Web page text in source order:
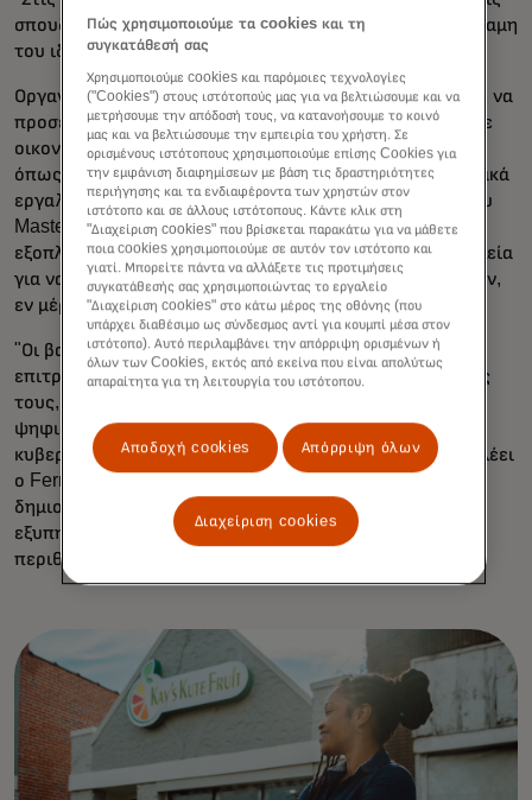
σπουδαίες ιδέες, αλλά είναι δύσκολο να χτίσουν τη δύναμη
του ιδιοκτήτη μιας επιχείρησης", λέει ο Villagrán.
Οργανισμοί όπως το Rural LISC είναι σε μοναδική θέση να
προσεγγίσουν αυτούς τους επιχειρηματίες - όχι μόνο με
οικονομική πρόσβαση, αλλά και με τεχνική υποστήριξη,
όπως η ψηφιακή αναβάθμιση και η πρόσβαση σε ψηφιακά
εργαλεία, λέει ο Sandy Fernandez, ο οποίος ηγείται του
Mastercard Strive στις ΗΠΑ, το οποίο στοχεύει να
εξοπλίσει τις μικρές επιχειρήσεις με τα ψηφιακά εργαλεία
για να οικοδομήσουν ανθεκτικότητα και να αναπτυχθούν,
εν μέρει μέσω συνεργασιών με CDFI.
"Οι βαθιά ριζωμένες τοπικές τους σχέσεις τους
επιτρέπουν να προσαρμόζουν λύσεις για τις κοινότητές
τους, βοηθώντας στην αποτελεσματικότερη ανάπτυξη
ψηφιακών συστημάτων πληρωμών, πόρων
κυβερνοασφάλειας και άλλων τεχνολογικών λύσεων", λέει
ο Fernandez. "Η κοινοτικοκεντρική τους προσέγγιση
δημιουργεί εμπιστοσύνη και τους επιτρέπει να
εξυπηρετούν επιχειρήσεις που λειτουργούν με μικρά
περιθώρια κέρδους".
Πώς χρησιμοποιούμε τα cookies και τη
συγκατάθεσή σας
Χρησιμοποιούμε cookies και παρόμοιες τεχνολογίες
("Cookies") στους ιστότοπούς μας για να βελτιώσουμε και να
μετρήσουμε την απόδοσή τους, να κατανοήσουμε το κοινό
μας και να βελτιώσουμε την εμπειρία του χρήστη. Σε
ορισμένους ιστότοπους χρησιμοποιούμε επίσης Cookies για
την εμφάνιση διαφημίσεων με βάση τις δραστηριότητες
περιήγησης και τα ενδιαφέροντα των χρηστών στον
ιστότοπο και σε άλλους ιστότοπους. Κάντε κλικ στη
"Διαχείριση cookies" που βρίσκεται παρακάτω για να μάθετε
ποια cookies χρησιμοποιούμε σε αυτόν τον ιστότοπο και
γιατί. Μπορείτε πάντα να αλλάξετε τις προτιμήσεις
συγκατάθεσής σας χρησιμοποιώντας το εργαλείο
"Διαχείριση cookies" στο κάτω μέρος της οθόνης (που
υπάρχει διαθέσιμο ως σύνδεσμος αντί για κουμπί μέσα στον
ιστότοπο). Αυτό περιλαμβάνει την απόρριψη ορισμένων ή
όλων των Cookies, εκτός από εκείνα που είναι απολύτως
απαραίτητα για τη λειτουργία του ιστότοπου.
Αποδοχή cookies Απόρριψη όλων
Διαχείριση cookies